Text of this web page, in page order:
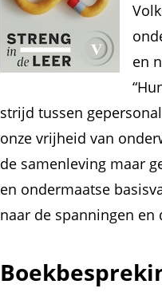
en
strijd tussen
onze vrijheid van
de samenleving maar
en ondermaatse
naar de spanningen